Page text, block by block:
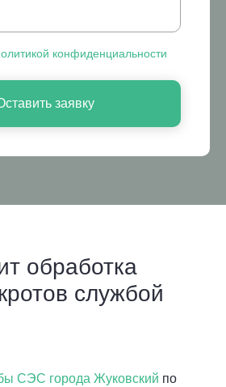
конфиденциальности
заявку
обработка
службой
СЭС города Жуковский по